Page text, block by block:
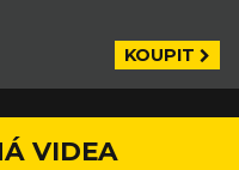
KOUPIT
VIDEA